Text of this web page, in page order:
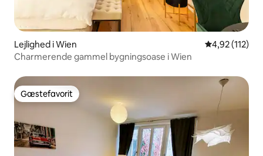
Lejlighed i Wien 4,92 ud af 5 i
4,92 (112)
Charmerende gammel bygningsoase i Wien
Gæstefavorit
Gæstefavorit